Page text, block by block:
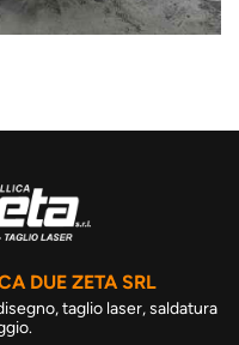
DUE ZETA SRL
taglio laser, saldatura